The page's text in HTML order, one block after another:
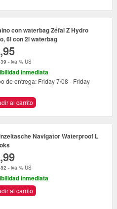
con waterbag Zéfal Z Hydro
6l con 2l waterbag
- iva % US
inmediata
de entrega: Friday 7/08 - Friday
al carrito
Navigator Waterproof L
- iva % US
inmediata
al carrito